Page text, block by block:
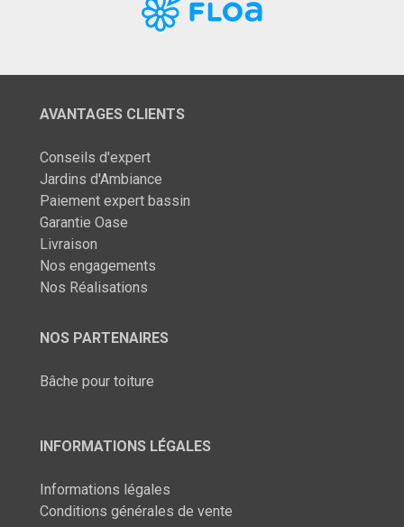
AVANTAGES CLIENTS
Conseils d'expert
Jardins d'Ambiance
Paiement expert bassin
Garantie Oase
Livraison
Nos engagements
Nos Réalisations
NOS PARTENAIRES
Bâche pour toiture
INFORMATIONS LÉGALES
Informations légales
Conditions générales de vente